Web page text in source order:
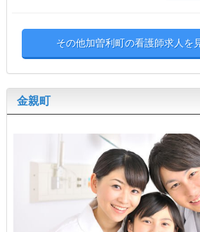
その他加曽利町の看護師求人を
金親町